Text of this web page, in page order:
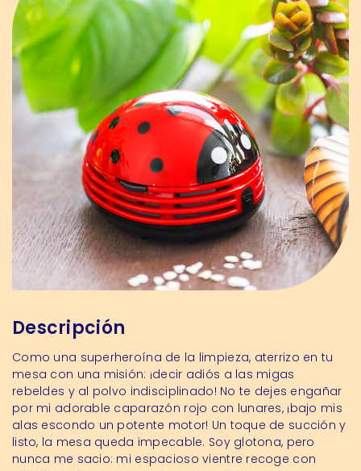
Descripción
Como una superheroína de la limpieza, aterrizo en tu
mesa con una misión: ¡decir adiós a las migas
rebeldes y al polvo indisciplinado! No te dejes engañar
por mi adorable caparazón rojo con lunares, ¡bajo mis
alas escondo un potente motor! Un toque de succión y
listo, la mesa queda impecable. Soy glotona, pero
nunca me sacio: mi espacioso vientre recoge con